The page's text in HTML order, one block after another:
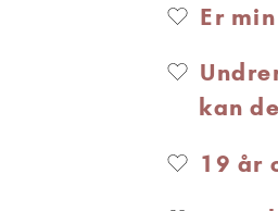
Er
kan
19 år